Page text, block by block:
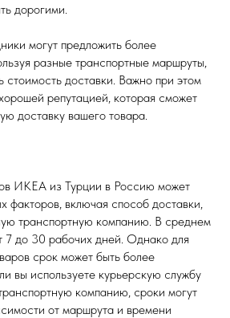
дорогими.
могут предложить более
разные транспортные маршруты,
стоимость доставки. Важно при этом
репутацией, которая сможет
доставку вашего товара.
ИКЕА из Турции в Россию может
факторов, включая способ доставки,
транспортную компанию. В среднем
7 до 30 рабочих дней. Однако для
срок может быть более
вы используете курьерскую службу
компанию, сроки могут
от маршрута и времени